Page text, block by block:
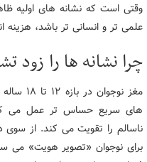
وقتی است که نشانه های اولیه
علمی تر و انسانی تر باشد،
چرا نشانه ها را
مغز
های سریع حساس تر عمل می
ناسالم را تقویت می کند. از
برای نوجوان «تصویر هویت» می